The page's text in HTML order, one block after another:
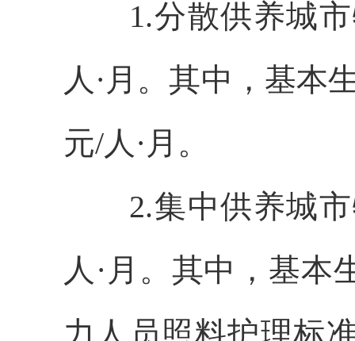
1.分散供养城
人·月 。其中 ， 基本
元/人·月 。
2.集中供养城
人·月 。其中 ， 基本
力人员照料护理标